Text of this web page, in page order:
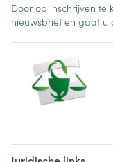
Door op inschrijven te
nieuwsbrief en gaat u